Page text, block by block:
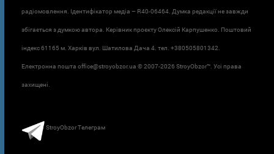
радіомовлення. Ідентифікатор медіа – R40-06464. Думка редакції не завжди
збігається з думкою автора. Керівник проєкту Олексій Карпушенко. Поштовий
індекс 61165 м. Харків вул. Шатилова Дача 4. тел. +380505801342.
Електронна пошта office@stroyobzor.ua © 2007-2026 StroyObzor™. Усі права
захищені.
StroyObzor Телеграм